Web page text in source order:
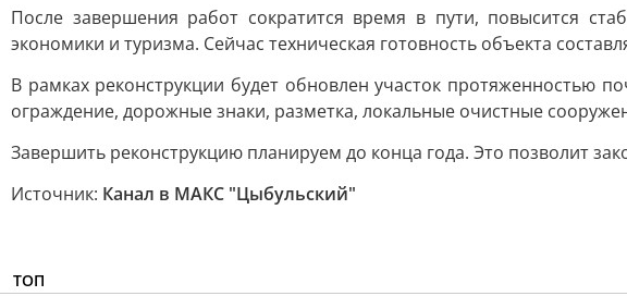
После завершения работ сократится время в пути, повысится
экономики и туризма. Сейчас техническая готовность объекта
В рамках реконструкции будет обновлен участок протяженностью
ограждение, дорожные знаки, разметка, локальные очистные
Завершить реконструкцию планируем до конца года. Это позволит
Источник: Канал в МАКС "Цыбульский"
ТОП